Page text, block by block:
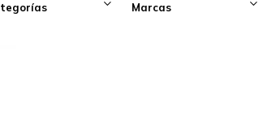
Marcas